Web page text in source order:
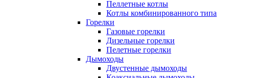
Пеллетные котлы
Котлы комбинированного типа
Горелки
Газовые горелки
Дизельные горелки
Пелетные горелки
Дымоходы
Двустенные дымоходы